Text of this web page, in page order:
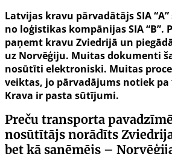
Latvijas kravu pārvadātājs SIA
no loģistikas kompānijas SIA “B”.
paņemt kravu Zviedrijā un
uz Norvēģiju. Muitas dokumenti
nosūtīti elektroniski. Muitas
veiktas, jo pārvadājums notiek pa
Krava ir pasta sūtījumi.
Preču transporta
nosūtītājs norādīts
bet kā saņēmējs –